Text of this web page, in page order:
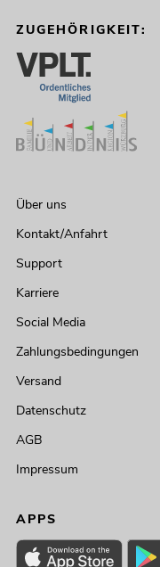
ZUGEHÖRIGKEIT:
Über uns
Kontakt/Anfahrt
Support
Karriere
Social Media
Zahlungsbedingungen
Versand
Datenschutz
AGB
Impressum
APPS